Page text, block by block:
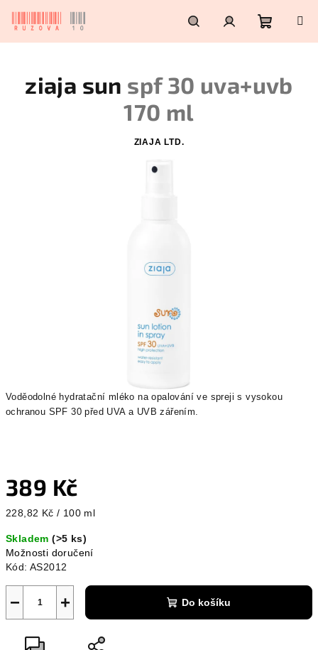
HledatPřihlášeníNákupní
košík
Voděodolné hydratační mléko na opalování ve spreji s vysokou
ochranou SPF 30 před UVA a UVB zářením.
389 Kč
Měrná
228,82 Kč / 100 ml
Skladem(>5 ks)
Možnosti doručení
Kód: AS2012
+
− Do košíku
ziaja sun spf 30 uva+uvb
170 ml
ZIAJA LTD.